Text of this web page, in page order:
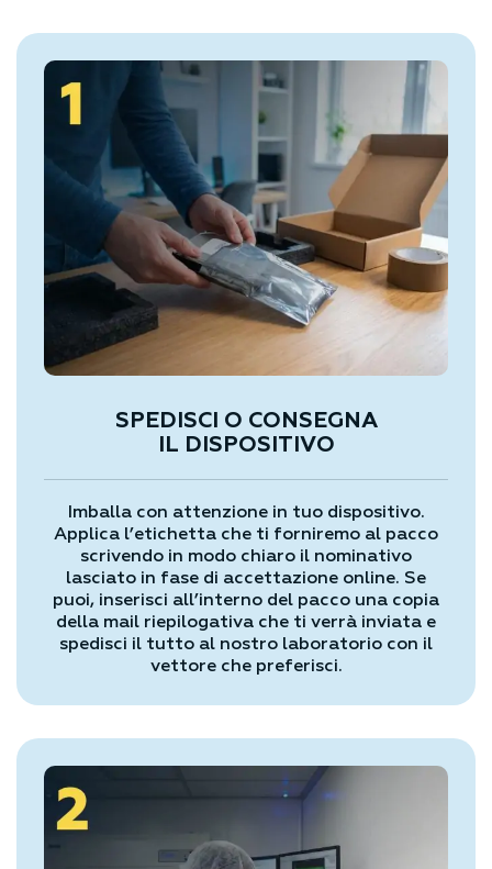
SPEDISCI O CONSEGNA
IL DISPOSITIVO
Imballa con attenzione in tuo dispositivo.
Applica l’etichetta che ti forniremo al pacco
scrivendo in modo chiaro il nominativo
lasciato in fase di accettazione online. Se
puoi, inserisci all’interno del pacco una copia
della mail riepilogativa che ti verrà inviata e
spedisci il tutto al nostro laboratorio con il
vettore che preferisci.